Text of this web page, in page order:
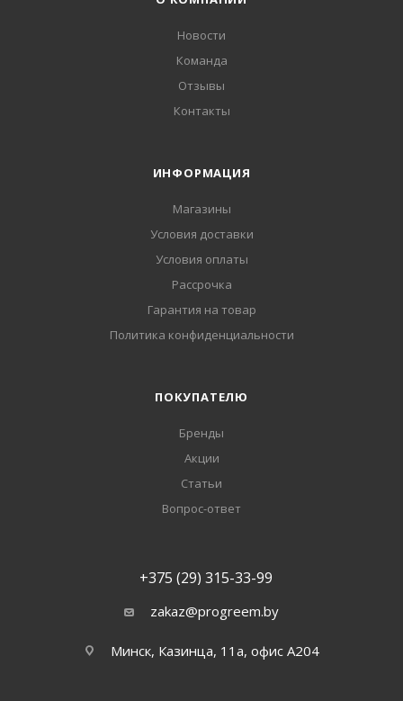
Новости
Команда
Отзывы
Контакты
ИНФОРМАЦИЯ
Магазины
Условия доставки
Условия оплаты
Рассрочка
Гарантия на товар
Политика конфиденциальности
ПОКУПАТЕЛЮ
Бренды
Акции
Статьи
Вопрос-ответ
+375 (29) 315-33-99
zakaz@progreem.by
Минск, Казинца, 11а, офис А204